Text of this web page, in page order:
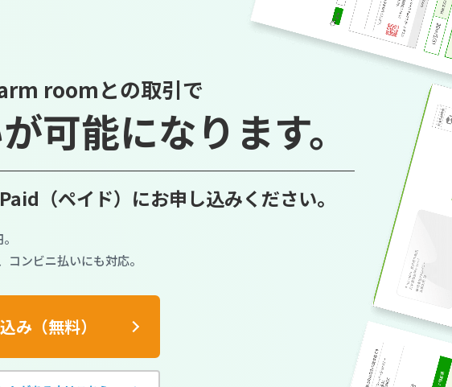
roomとの取引で
可能になります。
（ペイド）にお申し込みください。
ンビニ払いにも対応。
み（無料）